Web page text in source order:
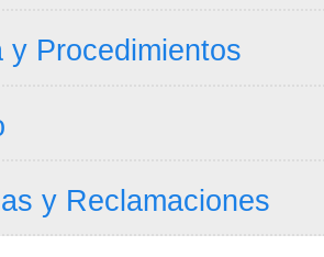
y Procedimientos
y Reclamaciones